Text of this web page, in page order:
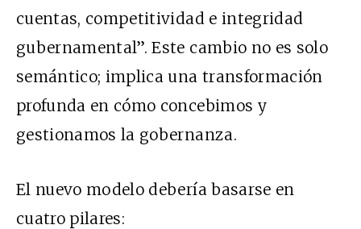
cuentas, competitividad e integridad
gubernamental”. Este cambio no es solo
semántico; implica una transformación
profunda en cómo concebimos y
gestionamos la gobernanza.
El nuevo modelo debería basarse en
cuatro pilares: